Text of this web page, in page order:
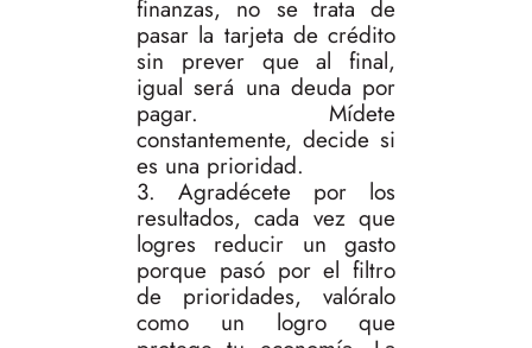
finanzas, no se trata de
pasar la tarjeta de crédito
sin prever que al final,
igual será una deuda por
pagar. Mídete
constantemente, decide si
es una prioridad.
3. Agradécete por los
resultados, cada vez que
logres reducir un gasto
porque pasó por el filtro
de prioridades, valóralo
como un logro que